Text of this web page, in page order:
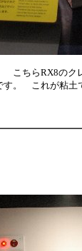
こちらRX8のク
す。 これが粘土